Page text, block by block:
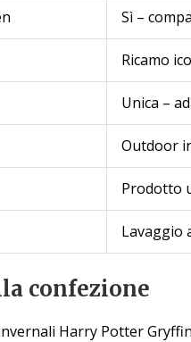
Sì –
Ricamo
Unica –
Outdoor
Prodotto
Lavaggio
confezione
Harry Potter